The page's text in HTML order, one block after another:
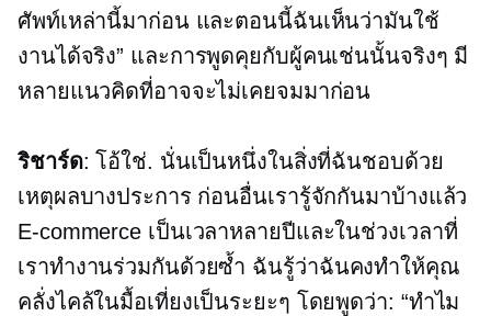
ศัพท์เหล่านี้มาก่อน และตอนนี้ฉันเห็นว่ามันใช้
งานได้จริง” และการพูดคุยกับผู้คนเช่นนั้นจริงๆ มี
หลายแนวคิดที่อาจจะไม่เคยจมมาก่อน
ริชาร์ด: โอ้ใช่. นั่นเป็นหนึ่งในสิ่งที่ฉันชอบด้วย
เหตุผลบางประการ ก่อนอื่นเรารู้จักกันมาบ้างแล้ว
E-commerce เป็นเวลาหลายปีและในช่วงเวลาที่
เราทำงานร่วมกันด้วยซ้ำ ฉันรู้ว่าฉันคงทำให้คุณ
คลั่งไคล้ในมื้อเที่ยงเป็นระยะๆ โดยพูดว่า: “ทำไม